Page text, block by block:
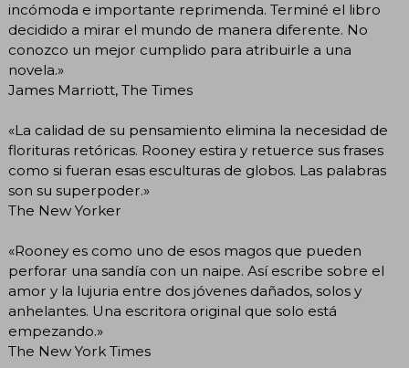
incómoda e importante reprimenda. Terminé el libro
decidido a mirar el mundo de manera diferente. No
conozco un mejor cumplido para atribuirle a una
novela.»
James Marriott, The Times
«La calidad de su pensamiento elimina la necesidad de
florituras retóricas. Rooney estira y retuerce sus frases
como si fueran esas esculturas de globos. Las palabras
son su superpoder.»
The New Yorker
«Rooney es como uno de esos magos que pueden
perforar una sandía con un naipe. Así escribe sobre el
amor y la lujuria entre dos jóvenes dañados, solos y
anhelantes. Una escritora original que solo está
empezando.»
The New York Times